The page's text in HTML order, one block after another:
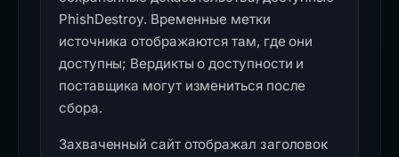
PhishDestroy. Временные метки
источника отображаются там, где они
доступны; Вердикты о доступности и
поставщика могут измениться после
сбора.
Захваченный сайт отображал заголовок